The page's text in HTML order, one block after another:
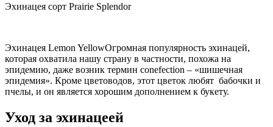
Эхинацея сорт Prairie Splendor
Эхинацея Lemon YellowОгромная популярность эхинацей,
которая охватила нашу страну в частности, похожа на
эпидемию, даже возник термин conefection – «шишечная
эпидемия». Кроме цветоводов, этот цветок любят бабочки и
пчелы, и он является хорошим дополнением к букету.
Уход за эхинацеей